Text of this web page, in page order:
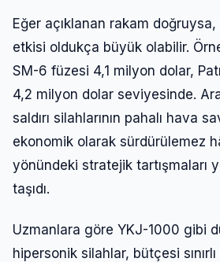
Eğer açıklanan rakam
etkisi oldukça büyük olabilir.
SM-6 füzesi 4,1 milyon dolar,
4,2 milyon dolar seviyesinde.
saldırı silahlarının pahalı hava
ekonomik olarak sürdürülemez
yönündeki stratejik tartışmaları
taşıdı.
Uzmanlara göre YKJ-1000 gibi
hipersonik silahlar, bütçesi
Beni Hatırla
Giriş Yap